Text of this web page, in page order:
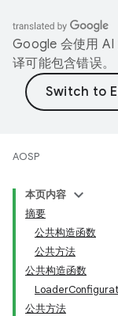
Google 会使用 AI
译可能包含错误。
AOSP
本页内容
摘要
公共构造函数
公共方法
公共构造函数
公共方法